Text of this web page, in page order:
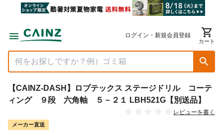
ログイン・新規会員登録
カート
【CAINZ-DASH】ロブテックス ステージドリル コーテ
ィング ９段 六角軸 ５－２１ LBH521G【別送品】
レビューを書く
メーカー直送